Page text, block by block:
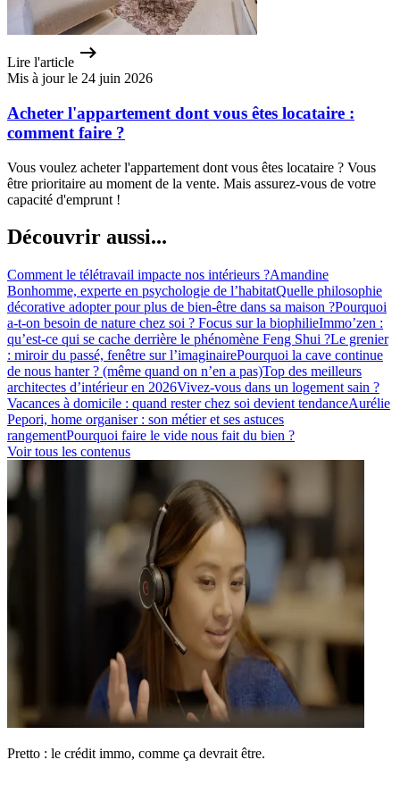
Lire l'article
Mis à jour le 24 juin 2026
Acheter l'appartement dont vous êtes locataire :
comment faire ?
Vous voulez acheter l'appartement dont vous êtes locataire ? Vous
être prioritaire au moment de la vente. Mais assurez-vous de votre
capacité d'emprunt !
Découvrir aussi...
Comment le télétravail impacte nos intérieurs ?Amandine
Bonhomme, experte en psychologie de l’habitatQuelle philosophie
décorative adopter pour plus de bien-être dans sa maison ?Pourquoi
a-t-on besoin de nature chez soi ? Focus sur la biophilieImmo’zen :
qu’est-ce qui se cache derrière le phénomène Feng Shui ?Le grenier
: miroir du passé, fenêtre sur l’imaginairePourquoi la cave continue
de nous hanter ? (même quand on n’en a pas)Top des meilleurs
architectes d’intérieur en 2026Vivez-vous dans un logement sain ?
Vacances à domicile : quand rester chez soi devient tendanceAurélie
Pepori, home organiser : son métier et ses astuces
rangementPourquoi faire le vide nous fait du bien ?
Voir tous les contenus
Pretto : le crédit immo, comme ça devrait être.